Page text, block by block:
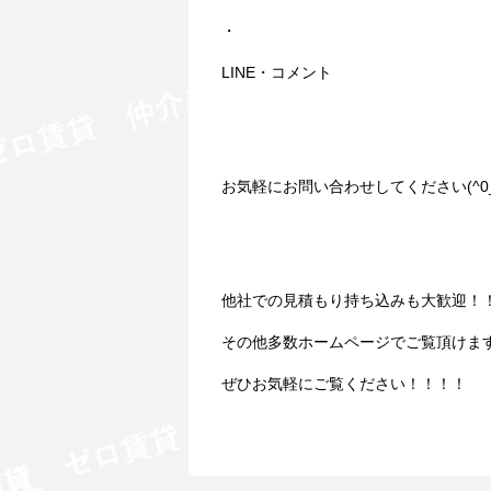
・
LINE・コメント
お気軽にお問い合わせしてください
他社での見積もり持ち込みも大歓迎！！
その他多数ホームページでご覧頂けま
ぜひお気軽にご覧ください！！！！